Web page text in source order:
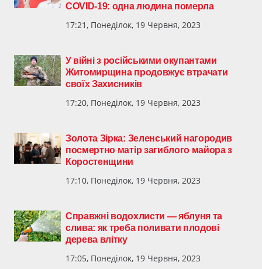
COVID-19: одна людина померла
17:21, Понеділок, 19 Червня, 2023
У війні з російськими окупантами
Житомирщина продовжує втрачати
своїх Захисників
17:20, Понеділок, 19 Червня, 2023
Золота Зірка: Зеленський нагородив
посмертно матір загиблого майора з
Коростенщини
17:10, Понеділок, 19 Червня, 2023
Справжні водохлисти — яблуня та
слива: як треба поливати плодові
дерева влітку
17:05, Понеділок, 19 Червня, 2023